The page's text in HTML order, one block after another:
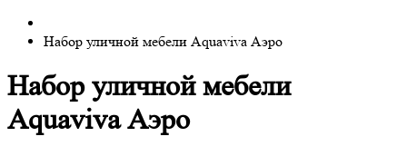
Набор уличной мебели Aquaviva Аэро
Набор уличной мебели
Aquaviva Аэро